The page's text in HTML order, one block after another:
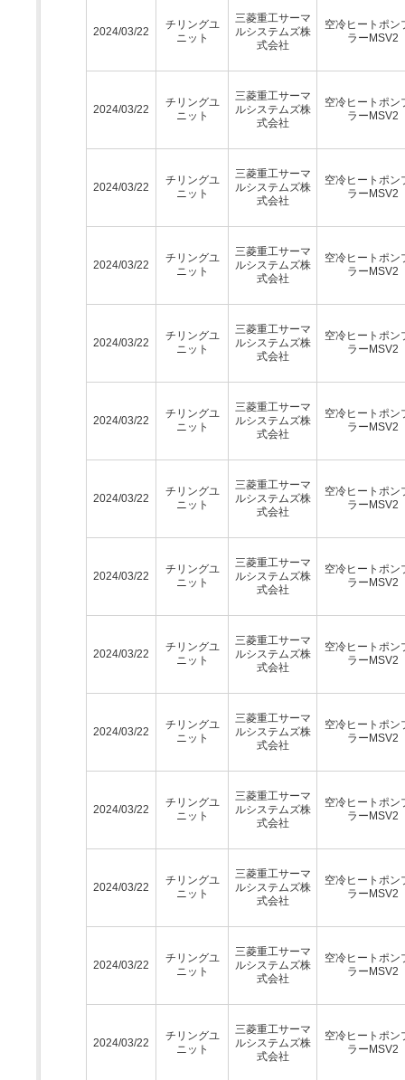
2024/03/22
チリングユ
ニット
三菱重工サーマ
ルシステムズ株
式会社
空冷ヒートポン
ラーMSV2
2024/03/22
チリングユ
ニット
三菱重工サーマ
ルシステムズ株
式会社
空冷ヒートポン
ラーMSV2
2024/03/22
チリングユ
ニット
三菱重工サーマ
ルシステムズ株
式会社
空冷ヒートポン
ラーMSV2
2024/03/22
チリングユ
ニット
三菱重工サーマ
ルシステムズ株
式会社
空冷ヒートポン
ラーMSV2
2024/03/22
チリングユ
ニット
三菱重工サーマ
ルシステムズ株
式会社
空冷ヒートポン
ラーMSV2
2024/03/22
チリングユ
ニット
三菱重工サーマ
ルシステムズ株
式会社
空冷ヒートポン
ラーMSV2
2024/03/22
チリングユ
ニット
三菱重工サーマ
ルシステムズ株
式会社
空冷ヒートポン
ラーMSV2
2024/03/22
チリングユ
ニット
三菱重工サーマ
ルシステムズ株
式会社
空冷ヒートポン
ラーMSV2
2024/03/22
チリングユ
ニット
三菱重工サーマ
ルシステムズ株
式会社
空冷ヒートポン
ラーMSV2
2024/03/22
チリングユ
ニット
三菱重工サーマ
ルシステムズ株
式会社
空冷ヒートポン
ラーMSV2
2024/03/22
チリングユ
ニット
三菱重工サーマ
ルシステムズ株
式会社
空冷ヒートポン
ラーMSV2
2024/03/22
チリングユ
ニット
三菱重工サーマ
ルシステムズ株
式会社
空冷ヒートポン
ラーMSV2
2024/03/22
チリングユ
ニット
三菱重工サーマ
ルシステムズ株
式会社
空冷ヒートポン
ラーMSV2
2024/03/22
チリングユ
ニット
三菱重工サーマ
ルシステムズ株
式会社
空冷ヒートポン
ラーMSV2